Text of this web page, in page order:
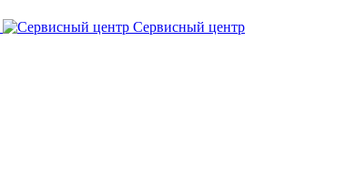
Сервисный центр